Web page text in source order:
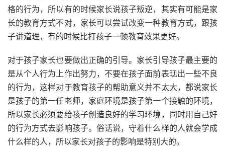
格的行为，所以有的时候家长说孩子叛逆，其实有可能是家
长的教育方式不对，家长可以尝试改变一种教育方式，跟孩
子讲道理，有的时候比打孩子一顿教育效果更好。
对于孩子家长也要做出正确的引导。家长引导孩子最主要的
是从个人行为上作出努力，不要在孩子面前表现出一些不良
的行为，这样对于教育孩子的帮助意义并不太大，都说家长
是孩子的第一任老师，家庭环境是孩子第一个接触的环境，
所以家长必须要给孩子创造良好的学习环境，同时用自己好
的行为方式去影响孩子。俗话说，守着什么样的人就会学成
什么样的人，所以家长对孩子的影响是特别大的。